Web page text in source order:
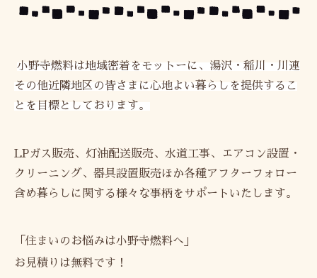
小野寺燃料は地域密着をモットーに、湯沢・稲川・川連
その他近隣地区の皆さまに心地よい暮らしを提供するこ
とを目標としております。
LPガス販売、灯油配送販売、水道工事、エアコン設置・
クリーニング、器具設置販売ほか各種アフターフォロー
含め暮らしに関する様々な事柄をサポートいたします。
「住まいのお悩みは小野寺燃料へ」
お見積りは無料です！